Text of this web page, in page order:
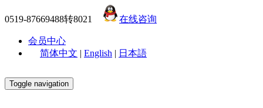
0519-87669488转8021 在线咨询
会员中心
简体中文 | English | 日本語
Toggle navigation